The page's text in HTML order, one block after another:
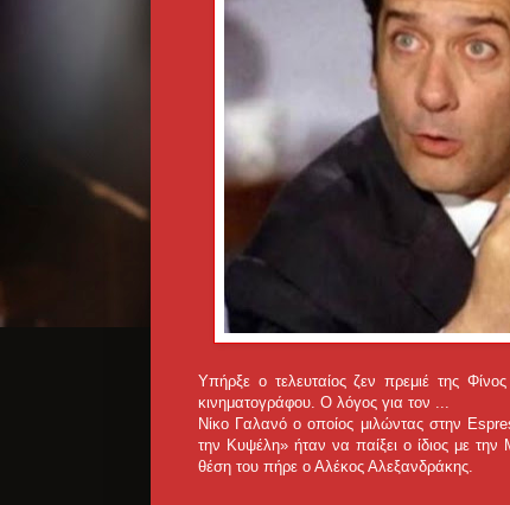
Υπήρξε ο τελευταίος ζεν πρεμιέ της
κινηματογράφου. Ο λόγος για τον ...
Νίκο Γαλανό ο οποίος μιλώντας στην
την Κυψέλη» ήταν να παίξει ο ίδιος με
θέση του πήρε ο Αλέκος Αλεξανδράκης.